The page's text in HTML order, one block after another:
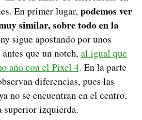
En primer lugar, podemos ver
similar, sobre todo en la
sigue apostando por unos
que un notch, al igual que
año con el Pixel 4. En la parte
diferencias, pues las
no se encuentran en el centro,
superior izquierda.